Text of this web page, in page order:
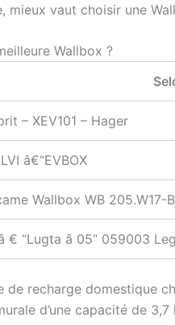
mieux vaut choisir une
Wallbox ?
– XEV101 – Hager
â€“EVBOX
Wallbox WB 205.W17-
€ “Lugta â 05“ 059003
de recharge domestique
d’une capacité de